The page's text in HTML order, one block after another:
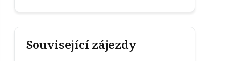
Související zájezdy